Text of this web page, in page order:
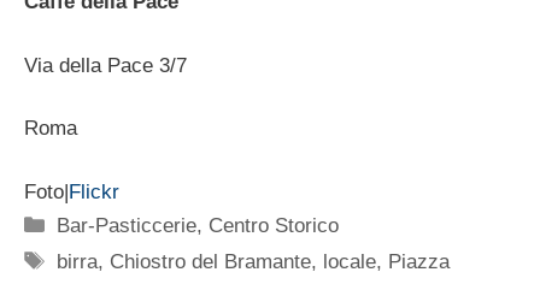
Via della Pace 3/7
Roma
Foto|Flickr
Categorie
Bar-Pasticcerie, Centro Storico
Tag
birra, Chiostro del Bramante, locale, Piazza